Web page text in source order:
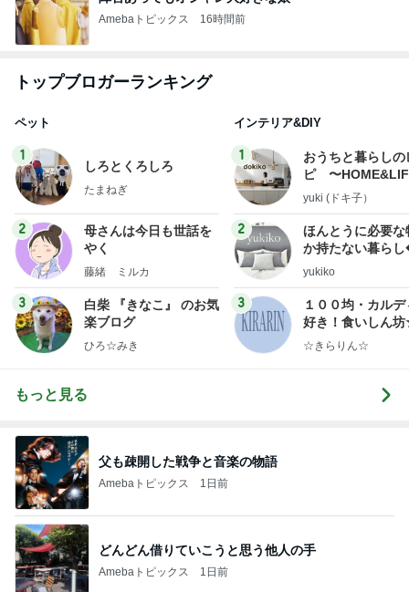
Amebaトピックス 16時間前
トップブロガーランキング
ペット
1
しろとくろしろ
たまねぎ
2
母さんは今日も世話を
やく
藤緒 ミルカ
3
白柴 『きなこ』 のお気
楽ブログ
ひろ☆みき
インテリア&DIY
1
おうちと暮らしの
ピ 〜
yuki (ドキ子）
2
ほんとうに必要な
か持たない暮ら
ep Life Simple◆
yukiko
3
１００均・カルデ
好き！食いしん
らりん☆のブログ
☆きらりん☆
もっと見る
父も疎開した戦争と音楽の物語
Amebaトピックス 1日前
どんどん借りていこうと思う他人の手
Amebaトピックス 1日前